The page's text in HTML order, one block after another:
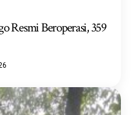
Resmi Beroperasi, 359